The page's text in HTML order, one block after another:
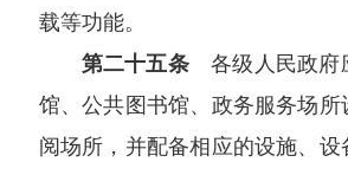
载等功能。
第二十五条各级人民政府
馆、公共图书馆、政务服务场所
阅场所，并配备相应的设施、